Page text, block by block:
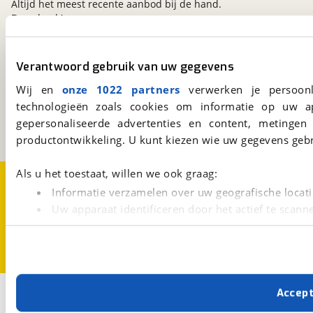
Verantwoord gebruik van uw gegevens
Wij en onze 1022 partners verwerken je
technologieën zoals cookies om informatie op
gepersonaliseerde advertenties en content,
productontwikkeling. U kunt kiezen wie uw gegevens
Als u het toestaat, willen we ook graag:
Informatie verzamelen over uw geografische
Uw apparaat identificeren door het actief te
Lees meer over hoe uw persoonlijke gegevens worden
Met cookies en vergelijkbare technieken zorgen we
cookies zorgen ervoor dat de website goed werkt.
viaBOVAG.nl
Kosterijland15
3981 AJ
Bunnik
Een initiatief van
BOVAG
Altijd het meest recente aanbod bij de hand.
Download 'm nu.
Over viaBOVAG.nlDisclaimer- en Privacyverklaring
CookievoorkeurenVacatures